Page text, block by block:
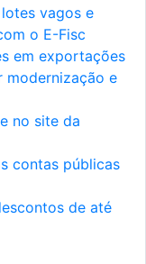
vagos e
o E-Fisc
em exportações
modernização e
no site da
contas públicas
de até